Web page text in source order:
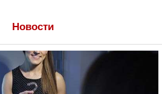
Новости